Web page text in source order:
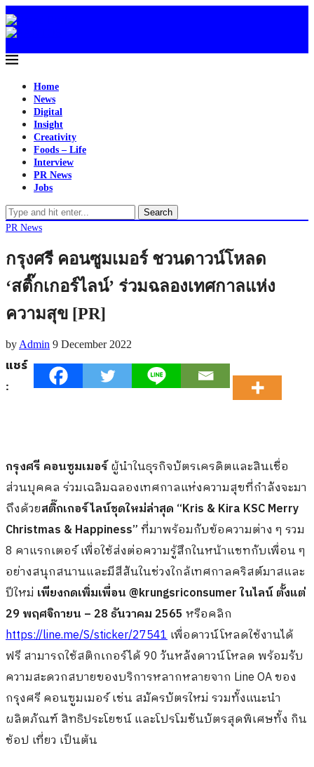
Home
News
Digital
Insight
Creativity
Foods – Life
Interview
PR News
Jobs
Search
PR News
กรุงศรี คอนซูมเมอร์ ชวนดาวน์โหลด
‘สติ๊กเกอร์ไลน์’ ร่วมฉลองเทศกาลแห่ง
ความสุข [PR]
by Admin 9 December 2022
แชร์
:
กรุงศรี คอนซูมเมอร์ผู้นำในธุรกิจบัตรเครดิตและสินเชื่อ
ส่วนบุคคล ร่วมเฉลิมฉลองเทศกาลแห่งความสุขที่กำลังจะมา
ถึงด้วยสติ๊กเกอร์ไลน์ชุดใหม่ล่าสุด “Kris & Kira KSC Merry
Christmas & Happiness”ที่มาพร้อมกับข้อความต่าง ๆ รวม
8 คาแรกเตอร์ เพื่อใช้ส่งต่อความรู้สึกในหน้าแชทกับเพื่อน ๆ
อย่างสนุกสนานและมีสีสันในช่วงใกล้เทศกาลคริสต์มาสและ
ปีใหม่ เพียงกดเพิ่มเพื่อน@krungsriconsumer ในไลน์ ตั้งแต่
29 พฤศจิกายน – 28 ธันวาคม 2565 หรือคลิก
https://line.me/S/sticker/27541เพื่อดาวน์โหลดใช้งานได้
ฟรี สามารถใช้สติกเกอร์ได้ 90 วันหลังดาวน์โหลด พร้อมรับ
ความสะดวกสบายของบริการหลากหลายจาก Line OA ของ
กรุงศรี คอนซูมเมอร์ เช่น สมัครบัตรใหม่ รวมทั้งแนะนำ
ผลิตภัณฑ์ สิทธิประโยชน์ และโปรโมชันบัตรสุดพิเศษทั้ง กิน
ช้อป เที่ยว เป็นต้น